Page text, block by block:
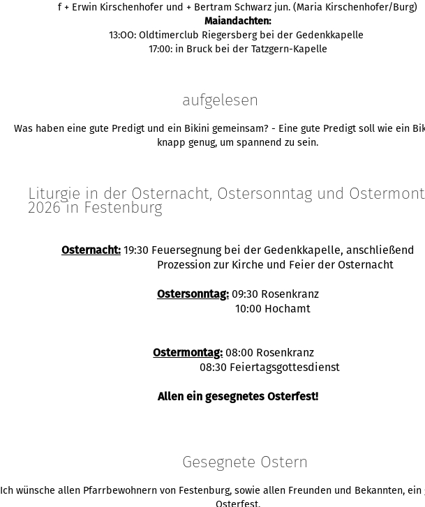
f + Erwin Kirschenhofer und + Bertram Schwarz jun. (Maria Kirschenhofer/Burg)
Maiandachten:
13:OO: Oldtimerclub Riegersberg bei der Gedenkkapelle
17:00: in Bruck bei der Tatzgern-Kapelle
aufgelesen
Was haben eine gute Predigt und ein Bikini gemeinsam? - Eine gute Predigt soll wie ein
knapp genug, um spannend zu sein.
Liturgie in der Osternacht, Ostersonntag und
2026 in Festenburg
Osternacht:19:30 Feuersegnung bei der Gedenkkapelle, anschließend
Prozession zur Kirche und Feier der Osternacht
Ostersonntag:09:30 Rosenkranz
10:00 Hochamt
Ostermontag: 08:00 Rosenkranz
08:30 Feiertagsgottesdienst
Allen ein gesegnetes Osterfest!
Gesegnete Ostern
Ich wünsche allen Pfarrbewohnern von Festenburg, sowie allen Freunden und Bekannten, ein
Osterfest.